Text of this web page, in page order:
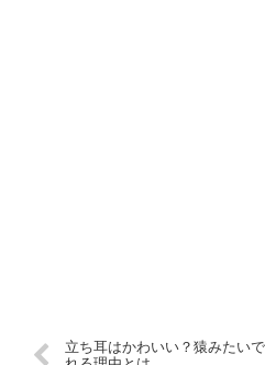
立ち耳はかわいい？猿みたい